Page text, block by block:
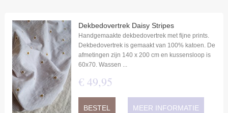
Dekbedovertrek Daisy Stripes
Handgemaakte dekbedovertrek met fijne prints.
Dekbedovertrek is gemaakt van 100% katoen. De
afmetingen zijn 140 x 200 cm en kussensloop is
60x70. Wassen ...
€ 49,95
BESTEL MEER INFORMATIE